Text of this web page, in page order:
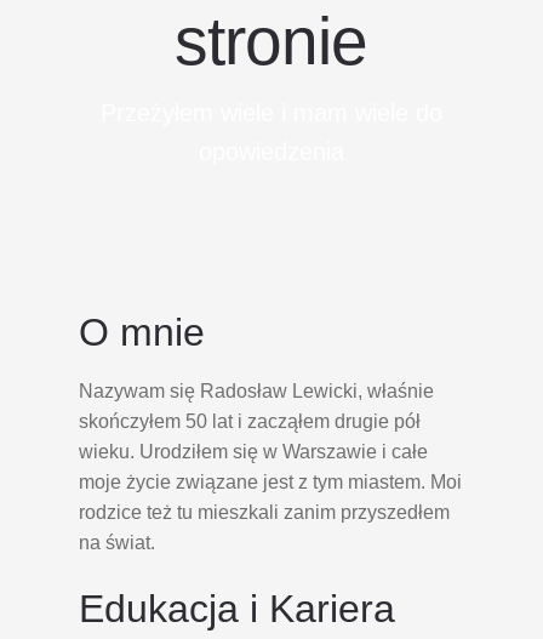
stronie
O mnie
Nazywam się Radosław Lewicki, właśnie
skończyłem 50 lat i zacząłem drugie pół
wieku. Urodziłem się w Warszawie i całe
moje życie związane jest z tym miastem. Moi
rodzice też tu mieszkali zanim przyszedłem
na świat.
Edukacja i Kariera